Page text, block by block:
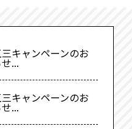
キャンペーンのお
...
キャンペーンのお
...